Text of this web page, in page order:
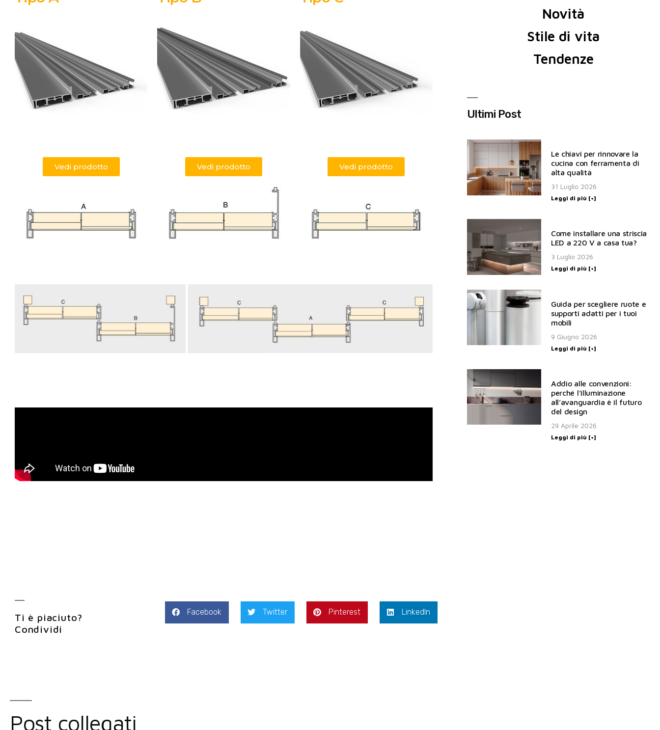
Vedi prodotto Vedi prodotto Vedi prodotto
Ti è piaciuto?
Condividi
Facebook Twitter Pinterest LinkedIn
Novità
Stile di vita
Tendenze
Ultimi Post
Le chiavi per rinnovare la
cucina con ferramenta di
alta qualità
31 Luglio 2026
Leggi di più [+]
Come installare una striscia
LED a 220 V a casa tua?
3 Luglio 2026
Leggi di più [+]
Guida per scegliere ruote e
supporti adatti per i tuoi
mobili
9 Giugno 2026
Leggi di più [+]
Addio alle convenzioni:
perché l’illuminazione
all’avanguardia è il futuro
del design
29 Aprile 2026
Leggi di più [+]
Post collegati